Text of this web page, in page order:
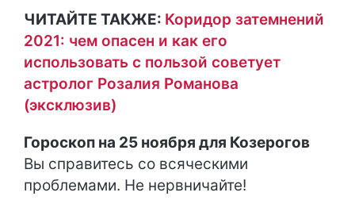
ЧИТАЙТЕ ТАКЖЕ: Коридор затемнений
2021: чем опасен и как его
использовать с пользой советует
астролог Розалия Романова
(эксклюзив)
Гороскоп на 25 ноября для Козерогов
Вы справитесь со всяческими
проблемами. Не нервничайте!